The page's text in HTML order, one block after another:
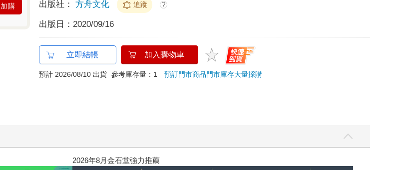
加購 出版社： 方舟文化 追蹤 ?
出版日： 2020/09/16
立即結帳 加入購物車
預計 2026/08/10 出貨 參考庫存量：1預訂門市商品門市庫存大量採購
2026年8月金石堂強力推薦